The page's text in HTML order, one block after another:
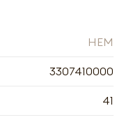
HEM
3307410000
41